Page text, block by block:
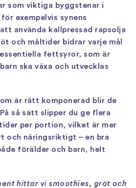
som viktiga byggstenar i
exempelvis synens
använda kallpressad rapsolja
och måltider bidrar varje mål
fettsyror, som är
ska växa och utvecklas
är rätt komponerad blir de
så sätt slipper du ge flera
per portion, vilket är mer
och näringsriktigt – en bra
förälder och barn, helt
hittar vi smoothies, gröt och